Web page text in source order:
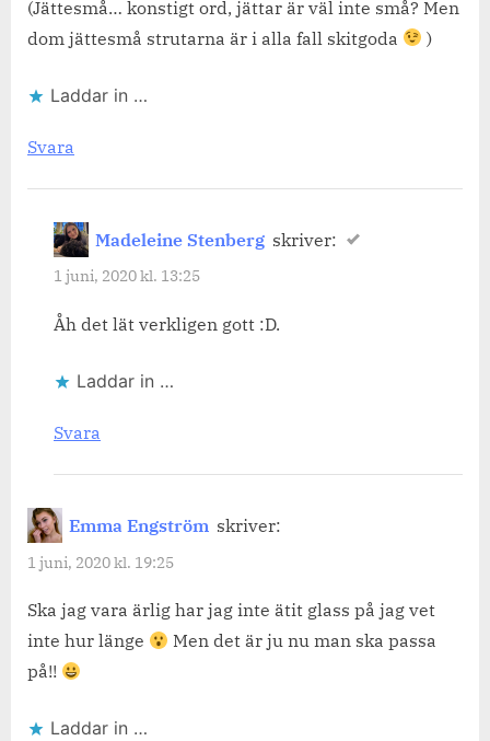
(Jättesmå… konstigt ord, jättar är väl inte små? Men
dom jättesmå strutarna är i alla fall skitgoda
)
Laddar in …
Svara
Madeleine Stenberg skriver:
1 juni, 2020 kl. 13:25
Åh det lät verkligen gott :D.
Laddar in …
Svara
Emma Engström skriver:
1 juni, 2020 kl. 19:25
Ska jag vara ärlig har jag inte ätit glass på jag vet
inte hur länge
Men det är ju nu man ska passa
på!!
Laddar in …